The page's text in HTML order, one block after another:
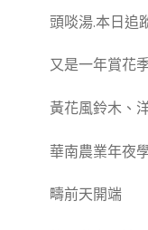
頭啖湯.本日追
又是一年賞花
黃花風鈴木、洋
華南農業年夜學
疇前天開端